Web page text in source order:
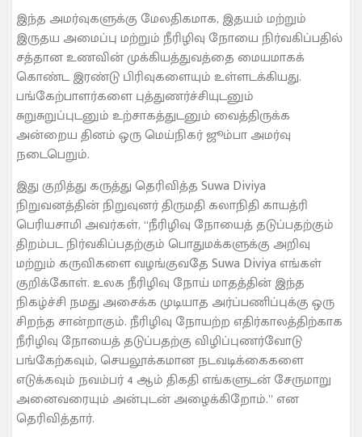
இந்த அமர்வுகளுக்கு மேலதிகமாக, இதயம் மற்றும்
இருதய அமைப்பு மற்றும் நீரிழிவு நோயை நிர்வகிப்பதில்
சத்தான உணவின் முக்கியத்துவத்தை மையமாகக்
கொண்ட இரண்டு பிரிவுகளையும் உள்ளடக்கியது.
பங்கேற்பாளர்களை புத்துணர்ச்சியுடனும்
சுறுசுறுப்புடனும் உற்சாகத்துடனும் வைத்திருக்க
அன்றைய தினம் ஒரு மெய்நிகர் ஜூம்பா அமர்வு
நடைபெறும்.
இது குறித்து கருத்து தெரிவித்த Suwa Diviya
நிறுவனத்தின் நிறுவுனர் திருமதி கலாநிதி காயத்ரி
பெரியசாமி அவர்கள், “நீரிழிவு நோயைத் தடுப்பதற்கும்
திறம்பட நிர்வகிப்பதற்கும் பொதுமக்களுக்கு அறிவு
மற்றும் கருவிகளை வழங்குவதே Suwa Diviya எங்கள்
குறிக்கோள். உலக நீரிழிவு நோய் மாதத்தின் இந்த
நிகழ்ச்சி நமது அசைக்க முடியாத அர்ப்பணிப்புக்கு ஒரு
சிறந்த சான்றாகும். நீரிழிவு நோயற்ற எதிர்காலத்திற்காக
நீரிழிவு நோயைத் தடுப்பதற்கு விழிப்புணர்வோடு
பங்கேற்கவும், செயலூக்கமான நடவடிக்கைகளை
எடுக்கவும் நவம்பர் 4 ஆம் திகதி எங்களுடன் சேருமாறு
அனைவரையும் அன்புடன் அழைக்கிறோம்.” என
தெரிவித்தார்.